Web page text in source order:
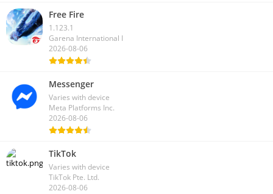
Free Fire
1.123.1
Garena International I
2026-08-06
Messenger
Varies with device
Meta Platforms Inc.
2026-08-06
TikTok
Varies with device
TikTok Pte. Ltd.
2026-08-06